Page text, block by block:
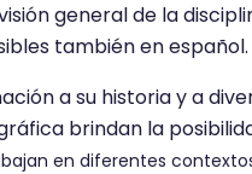
general de la
también en español.
a su historia y a
brindan la
en diferentes